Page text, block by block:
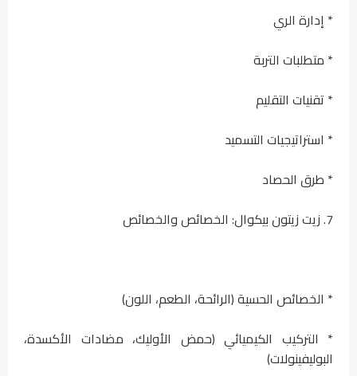
* إدارة الري
* متطلبات التربة
* تقنيات التقليم
* استراتيجيات التسميد
* طرق الحصاد
7. زيت زيتون بيكوال: الخصائص والخصائص
* الخصائص الحسية (الرائحة، الطعم، اللون)
* التركيب الكيميائي (حمض الأوليك، مضادات الأكسدة،
البوليفينولات)